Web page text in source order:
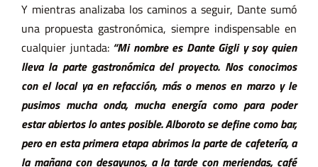
Y mientras analizaba los caminos a seguir, Dante sumó
una propuesta gastronómica, siempre indispensable en
cualquier juntada:“Mi nombre es Dante Gigli y soy quien
lleva la parte gastronómica del proyecto. Nos conocimos
con el local ya en refacción, más o menos en marzo y le
pusimos mucha onda, mucha energía como para poder
estar abiertos lo antes posible. Alboroto se define como bar,
pero en esta primera etapa abrimos la parte de cafetería, a
la mañana con desayunos, a la tarde con meriendas, café